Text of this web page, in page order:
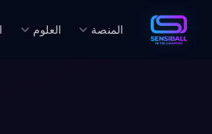
المنصة العلوم